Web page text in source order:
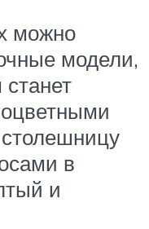
можно
модели,
в
и